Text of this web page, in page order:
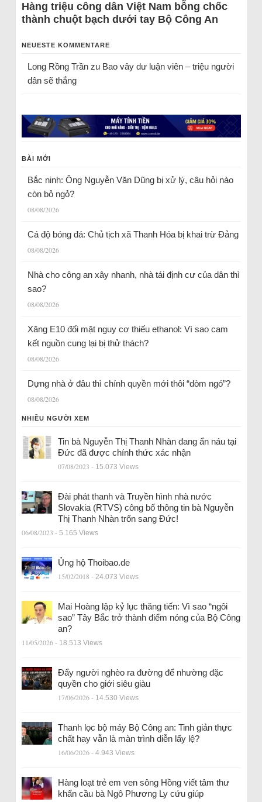
Hàng triệu công dân Việt Nam bỗng chốc
thành chuột bạch dưới tay Bộ Công An
NEUESTE KOMMENTARE
Long Rồng Trầnzu Bao vây dư luận viên – triệu người
dân sẽ thắng
BÀI MỚI
Bắc ninh: Ông Nguyễn Văn Dũng bị xử lý, câu hỏi nào
còn bỏ ngỏ?
08/08/2026
Cá độ bóng đá: Chủ tịch xã Thanh Hóa bị khai trừ Đảng
08/08/2026
Nhà cho công an xây nhanh, nhà tái định cư của dân thì
sao?
08/08/2026
Xăng E10 đối mặt nguy cơ thiếu ethanol: Vì sao cam
kết nguồn cung lại bị thử thách?
08/08/2026
Dựng nhà ở đâu thì chính quyền mới thôi “dòm ngó”?
08/08/2026
NHIỀU NGƯỜI XEM
Tin bà Nguyễn Thị Thanh Nhàn đang ẩn náu tại
Đức đã được chính thức xác nhận
07/08/2023 - 15.073 Views
Đài phát thanh và Truyền hình nhà nước
Slovakia (RTVS) công bố thông tin bà Nguyễn
Thị Thanh Nhàn trốn sang Đức!
06/08/2023 - 5.165 Views
Ủng hộ Thoibao.de
15/02/2018 - 24.073 Views
Mai Hoàng lập kỷ lục thăng tiến: Vì sao “ngôi
sao” Tây Bắc trở thành điểm nóng của Bộ Công
an?
11/05/2026 - 18.513 Views
Đẩy người nghèo ra đường để nhường đặc
quyền cho giới siêu giàu
17/06/2026 - 14.530 Views
Thanh lọc bộ máy Bộ Công an: Tinh giản thực
chất hay vẫn là màn trình diễn lấy lệ?
16/06/2026 - 4.943 Views
Hàng loạt trẻ em ven sông Hồng viết tâm thư
khẩn cầu bà Ngô Phương Ly cứu giúp